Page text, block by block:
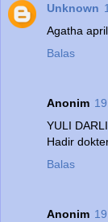
Unknown
Agatha
Balas
Anonim
YULI
Hadir
Balas
Anonim